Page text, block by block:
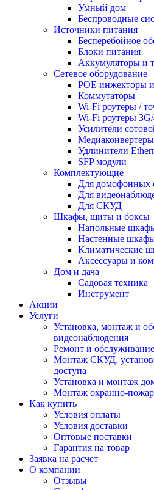
Умный дом
Беспроводные
Источники питания
Бесперебойное
Блоки питания
Аккумуляторы и
Сетевое оборудование
POE инжекторы
Коммутаторы
Wi-Fi роутеры /
Wi-Fi роутеры
Усилители
Медиаконвертеры
Удлинители
SFP модули
Комплектующие
Для домофонных
Для
Для СКУД
Шкафы, щиты и боксы
Напольные
Настенные
Климатические
Аксессуары и
Дом и дача
Садовая техника
Инструмент
Акции
Услуги
Установка, монтаж и
видеонаблюдения
Ремонт и обслуживание
Монтаж СКУД,
доступа
Установка и монтаж
Монтаж охранно-
Как купить
Условия оплаты
Условия доставки
Оптовые поставки
Гарантия на товар
Заявка на расчет
О компании
Отзывы